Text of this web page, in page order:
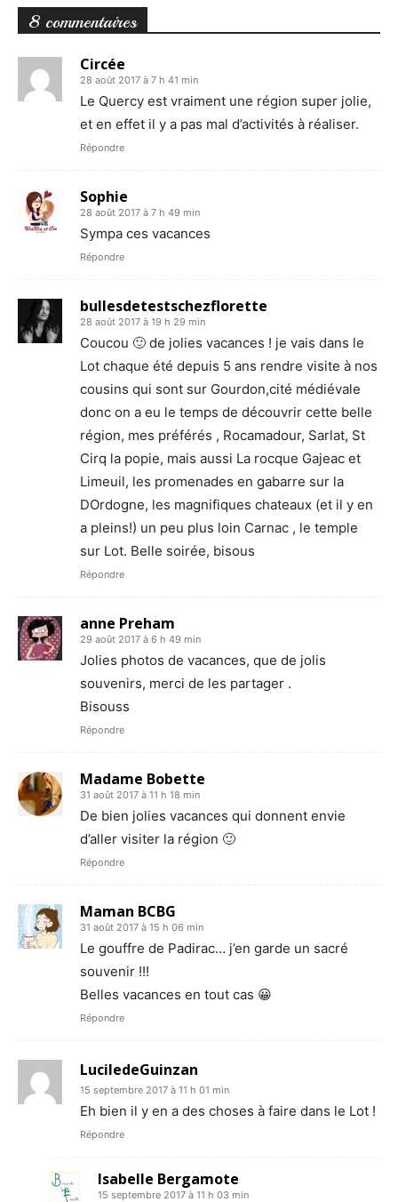
8 commentaires
Circée
28 août 2017 à 7 h 41 min
Le Quercy est vraiment une région super jolie,
et en effet il y a pas mal d’activités à réaliser.
Répondre
Sophie
28 août 2017 à 7 h 49 min
Sympa ces vacances
Répondre
bullesdetestschezflorette
28 août 2017 à 19 h 29 min
Coucou 🙂 de jolies vacances ! je vais dans le
Lot chaque été depuis 5 ans rendre visite à nos
cousins qui sont sur Gourdon,cité médiévale
donc on a eu le temps de découvrir cette belle
région, mes préférés , Rocamadour, Sarlat, St
Cirq la popie, mais aussi La rocque Gajeac et
Limeuil, les promenades en gabarre sur la
DOrdogne, les magnifiques chateaux (et il y en
a pleins!) un peu plus loin Carnac , le temple
sur Lot. Belle soirée, bisous
Répondre
anne Preham
29 août 2017 à 6 h 49 min
Jolies photos de vacances, que de jolis
souvenirs, merci de les partager .
Bisouss
Répondre
Madame Bobette
31 août 2017 à 11 h 18 min
De bien jolies vacances qui donnent envie
d’aller visiter la région 🙂
Répondre
Maman BCBG
31 août 2017 à 15 h 06 min
Le gouffre de Padirac… j’en garde un sacré
souvenir !!!
Belles vacances en tout cas 😀
Répondre
LuciledeGuinzan
15 septembre 2017 à 11 h 01 min
Eh bien il y en a des choses à faire dans le Lot !
Répondre
Isabelle Bergamote
15 septembre 2017 à 11 h 03 min